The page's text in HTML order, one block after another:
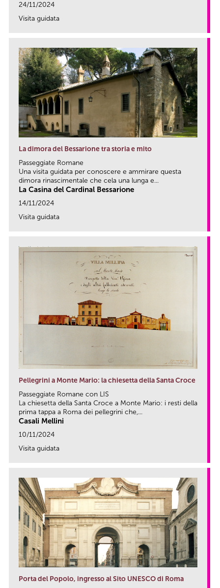
24/11/2024
Visita guidata
La dimora del Bessarione tra storia e mito
Passeggiate Romane
Una visita guidata per conoscere e ammirare questa
dimora rinascimentale che cela una lunga e...
La Casina del Cardinal Bessarione
14/11/2024
Visita guidata
Pellegrini a Monte Mario: la chiesetta della Santa Croce
Passeggiate Romane con LIS
La chiesetta della Santa Croce a Monte Mario: i resti della
prima tappa a Roma dei pellegrini che,...
Casali Mellini
10/11/2024
Visita guidata
Porta del Popolo, ingresso al Sito UNESCO di Roma